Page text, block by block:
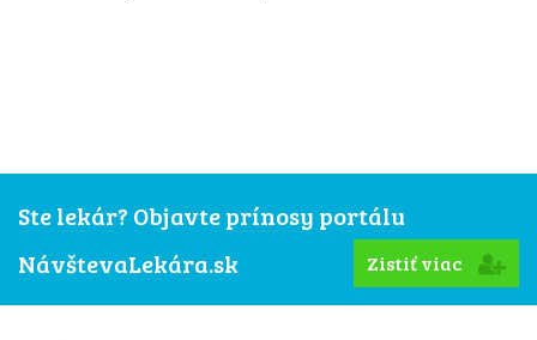
Ste lekár? Objavte prínosy portálu
NávštevaLekára.sk
Zistiť viac